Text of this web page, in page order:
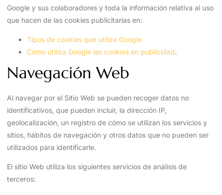
Google y sus colaboradores y toda la información relativa al uso
que hacen de las cookies publicitarias en:
Tipos de cookies que utiliza Google
Cómo utiliza Google las cookies en publicidad.
Navegación Web
Al navegar por el Sitio Web se pueden recoger datos no
identificativos, que pueden incluir, la dirección IP,
geolocalización, un registro de cómo se utilizan los servicios y
sitios, hábitos de navegación y otros datos que no pueden ser
utilizados para identificarle.
El sitio Web utiliza los siguientes servicios de análisis de
terceros: